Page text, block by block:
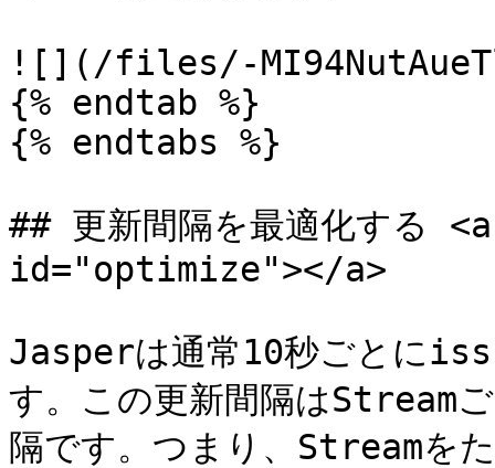
![](/files/-
{% endtab %}
{% endtabs %}
## 更新間隔を最適化する
id="optimize"></a>
Jasperは通常10秒ごとに
す。この更新間隔はStream
隔です。つまり、Streamを